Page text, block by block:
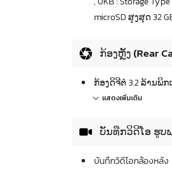
microSD ສູງສຸດ 32
ກ້ອງຫຼັງ (Rear
ກ້ອງດິຈີຕໍ 3.2 ລ້ານພິກ
แสดงเพิ่มเติม
ບັນທືກວິດີໂອ ຮູບ
บันทึกวิดีโอกล้องหลัง